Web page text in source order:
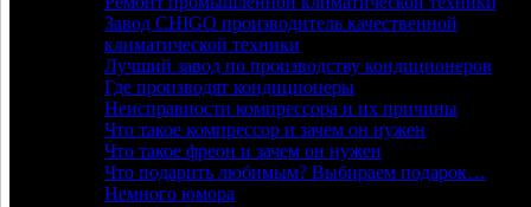
Завод CHIGO производитель качественной
климатической техники
Лучший завод по производству кондиционеров
Где производят кондиционеры
Неисправности компрессора и их причины
Что такое компрессор и зачем он нужен
Что такое фреон и зачем он нужен
Что подарить любимым? Выбираем подарок…
Немного юмора